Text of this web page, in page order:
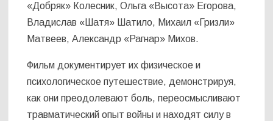
«Добряк» Колесник, Ольга «Высота» Егорова,
Владислав «Шатя» Шатило, Михаил «Гризли»
Матвеев, Александр «Рагнар» Михов.
Фильм документирует их физическое и
психологическое путешествие, демонстрируя,
как они преодолевают боль, переосмысливают
травматический опыт войны и находят силу в